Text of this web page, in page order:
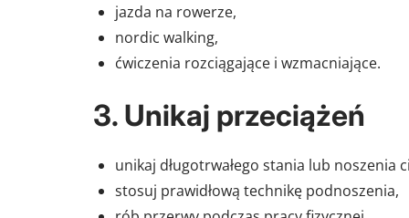
jazda na rowerze,
nordic walking,
ćwiczenia rozciągające i wzmacniające.
3. Unikaj przeciążeń
unikaj długotrwałego stania lub noszenia
stosuj prawidłową technikę podnoszenia,